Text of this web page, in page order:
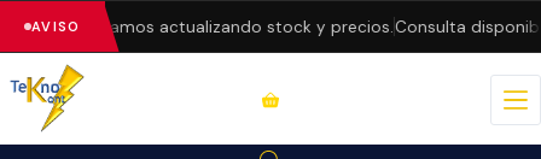
AVISO
estamos actualizando stock y precios. Consulta disponibilidad